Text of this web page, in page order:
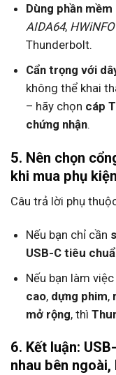
Dùng phần
AIDA64, HWiNFO
Thunderbolt.
Cẩn trọng với
không thể khai
– hãy chọn cáp
chứng nhận.
5. Nên chọn
khi mua phụ
Câu trả lời phụ
Nếu bạn chỉ cần
USB-C tiêu
Nếu bạn làm
cao, dựng phim,
mở rộng, thì
6. Kết luận:
nhau bên